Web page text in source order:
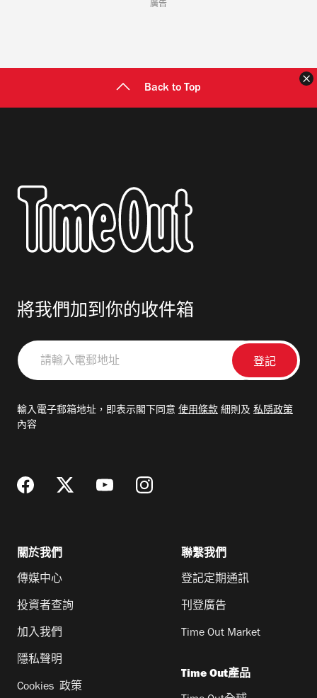
廣告
Back to Top
將我們加到你的收件箱
請
輸
郵
輸入電子郵箱地址，即表示閣下同意 使用條款 細則及 私隱政策
內容
關於我們
傳媒中心
投資者查詢
加入我們
隱私聲明
Cookies 政策
聯繫我們
登記定期通訊
刊登廣告
Time Out Market
Time Out產品